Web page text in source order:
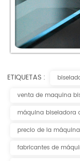
ETIQUETAS :
venta de maquina
máquina biseladora
precio de la
fabricantes de